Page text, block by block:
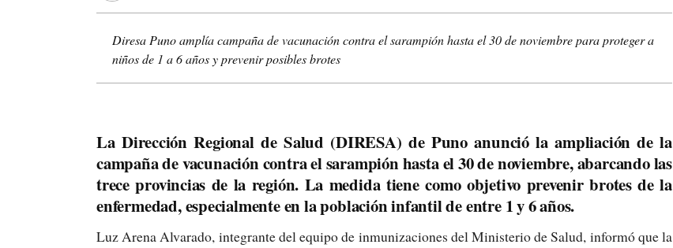
Diresa Puno amplía campaña de vacunación contra el sarampión hasta el 30 de noviembre para proteger a
niños de 1 a 6 años y prevenir posibles brotes
La Dirección Regional de Salud (DIRESA) de Puno anunció la ampliación de la
campaña de vacunación contra el sarampión hasta el 30 de noviembre, abarcando las
trece provincias de la región. La medida tiene como objetivo prevenir brotes de la
enfermedad, especialmente en la población infantil de entre 1 y 6 años.
Luz Arena Alvarado, integrante del equipo de inmunizaciones del Ministerio de Salud, informó que la